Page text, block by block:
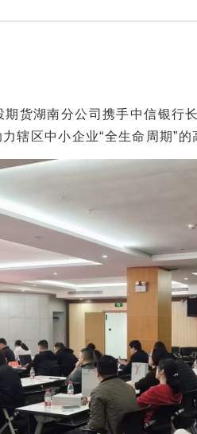
湖南分公司携手中信银行
辖区中小企业“全生命周期”